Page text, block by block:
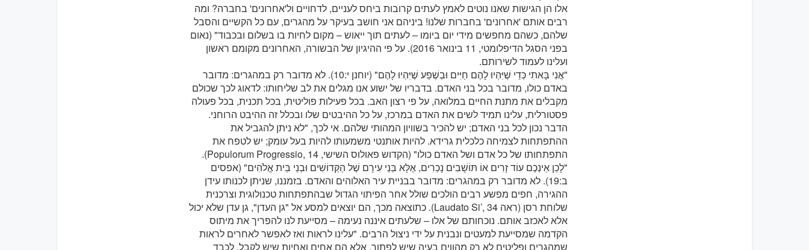
אלו הן הגישות שאנו נוטים לאמץ לעתים קרובות ביחס לעניים, לדחויים ול'אחרונים' בחברה? ומה
רבים אותם 'אחרונים' בחברות שלנו! ביניהם אני חושב בעיקר על מהגרים, עם כל הקשיים והסבל
שלהם, כשהם מחפשים מידי יום ביומו – לעתים תוך ייאוש – מקום לחיות בו בשלום ובכבוד" (נאום
בפני הסגל הדיפלומטי, 11 בינואר 2016). על פי ההיגיון של הבשורה, האחרונים מקומם ראשון
ועלינו לעמוד לשירותם.
"אֲנִי בָּאתִי כְּדֵי שֶׁיִּהְיוּ לָהֶם חַיִּים וּבְשֶׁפַע שֶׁיִּהְיוּ לָהֶם" (יוחנן י:10). לא מדובר רק במהגרים: מדובר
באדם כולו, מדובר בכל בני האדם. בדבריו של ישוע אנו מגלים את לב שליחותו: לדאוג לכך שכולם
מקבלים את מתנת החיים במלואה, על פי רצון האב. בכל פעילות פוליטית, בכל תכנית, בכל פעולה
פסטורלית, עלינו תמיד לשים את האדם במרכז, על כל ההיבטים שלו ובכלל זה ההיבט הרוחני.
הדבר נכון לכל בני האדם; יש להכיר בשוויון המהותי שלהם. אי לכך, "לא ניתן להגביל את
ההתפתחות לצמיחה כלכלית גרידא. להיות אותנטי משמעותו להיות בעל עומק; יש לטפח את
התפתחותו של כל אדם ושל האדם כולו" (הקדוש פאולוס השישי, Populorum Progressio, 14).
"לָכֵן אֵינְכֶם עוֹד זָרִים אוֹ תּוֹשָׁבִים נָכְרִים, אֶלָּא בְּנֵי עִירָם שֶׁל הַקְּדוֹשִׁים וּבְנֵי בֵּית אֱלֹהִים" (אפסים
ב:19). לא מדובר רק במהגרים: מדובר בבניית עיר האלוהים והאדם. בזמננו, שניתן לכנותו עידן
ההגירה, חפים מפשע רבים הולכים שולל אחר הפיתוי הגדול שבהתפתחות טכנולוגית וצרכנית
שלוחת רסן (ראה Laudato Si’, 34). כתוצאה מכך, הם יוצאים למסע אל "גן העדן", גן עדן שלא יכול
אלא לאכזב אותם. נוכחותם של אלו – שלעתים איננה נעימה – מסייעת לנו להפריך את מיתוס
הקדמה שמסייעת למעטים ונבנית על ידי ניצול הרבים. "עלינו לראות ואז לאפשר לאחרים לראות
שמהגרים ופליטים לא רק מהווים בעיה שיש לפתור, אלא הם אחים ואחיות שיש לקבל, לכבד